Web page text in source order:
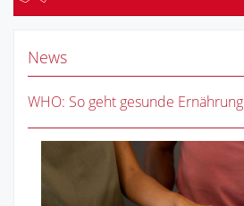
News
WHO: So geht gesunde Ernährung